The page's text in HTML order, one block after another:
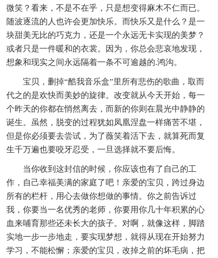
微笑？看来，不是不在乎，只是想变得麻木不仁而已。
随波逐流的人也许会更加快乐。而快乐又是什么？是一
块甜美无比的巧克力，还是一个永远无卡实现的美梦？
或者只是一件暖和的衣裳。因为，你总会悲哀地发现，
想象和现实之间永远隔着一条不可逾越的.鸿沟。
宝贝，删掉“酷我音乐盒”里所有悲伤的歌曲，取而
代之的是欢快而美妙的旋律。改变就从今天开始，每一
个昨天的你都在悄然离去，而新的你则在晨光中静静的
诞生。虽然，脱变的过程犹如凤凰涅盘一样痛苦不堪，
但是你必须要去尝试，为了薇笑着活下去，就算死而复
生千万遍也要咬牙忍受，一旦选择就不要后悔。
当你收到这封信的时候，你应该也有了自己的工
作，自己幸福美满的家庭了吧！亲爱的宝贝，跨过身边
所有的栏杆，用心去做你想做的事情。你之前告诉过
我，你要当一名优秀的老师，你要用你几十年积累的心
血来哺育那些还未长大的孩子。对啊，就像这样，脚踏
实地一步一步地走，要实现梦想，就得从现在开始努力
学习，不能松懈；亲爱的宝贝，改掉之前的坏毛病，把